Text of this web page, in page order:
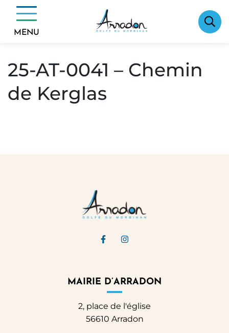
Aller
contenu
MENU
Arrêtés de voirie/stationnement
25-AT-0041 – Chemin de Kerglas
25-AT-0041 – Chemin
de Kerglas
Lien vers le compte Facebook
Lien vers le compte
MAIRIE D’ARRADON
2, place de l'église
56610 Arradon